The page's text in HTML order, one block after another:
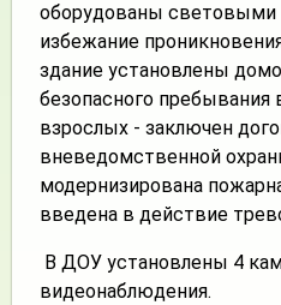
оборудованы световыми
избежание
здание установлены
безопасного пребывания
взрослых - заключен
вневедомственной
модернизирована
введена в действие
В ДОУ установлены 4
видеонаблюдения.